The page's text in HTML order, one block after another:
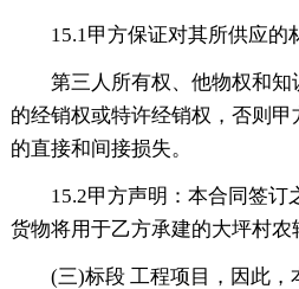
15.1甲方保证对其所供应的
第三人所有权、他物权和
的经销权或特许经销权，否则
的直接和间接损失。
15.2甲方声明：本合同签订
货物将用于乙方承建的大坪村农
(三)标段 工程项目，因此，